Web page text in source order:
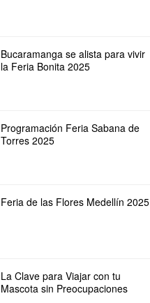
Bucaramanga se alista para vivir
la Feria Bonita 2025
Programación Feria Sabana de
Torres 2025
Feria de las Flores Medellín 2025
La Clave para Viajar con tu
Mascota sin Preocupaciones